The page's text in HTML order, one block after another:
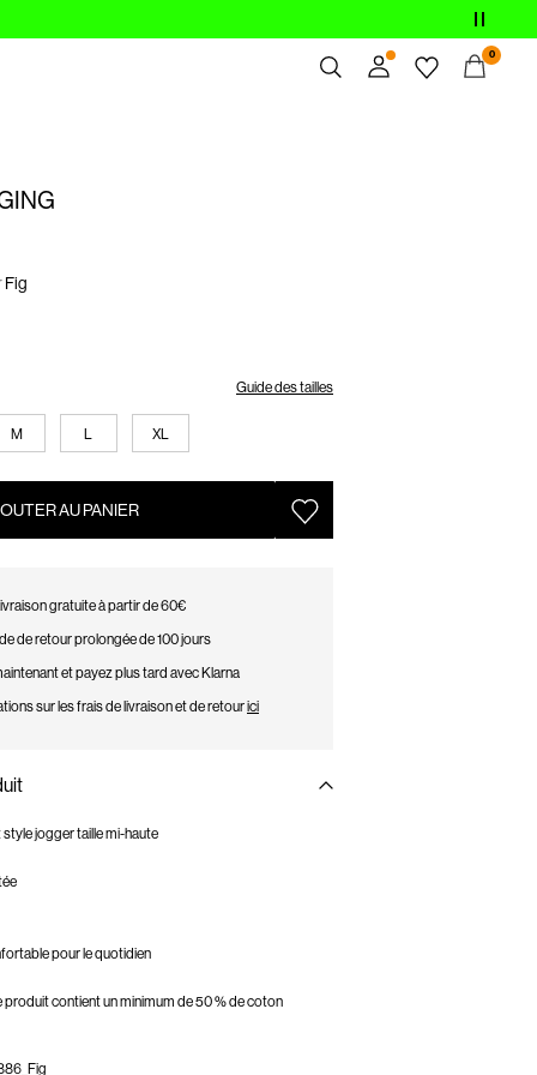
0
Fig
Guide des tailles
M L XL
AU PANIER
gratuite à partir de 60€
de retour prolongée de 100 jours
et payez plus tard avec Klarna
sur les frais de livraison et de retourici
jogger taille mi-haute
pour le quotidien
produit contient un minimum de 50 % de coton